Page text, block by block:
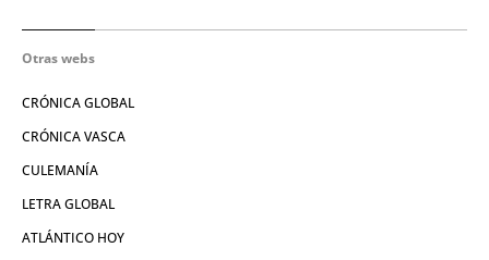
Otras webs
CRÓNICA GLOBAL
CRÓNICA VASCA
CULEMANÍA
LETRA GLOBAL
ATLÁNTICO HOY